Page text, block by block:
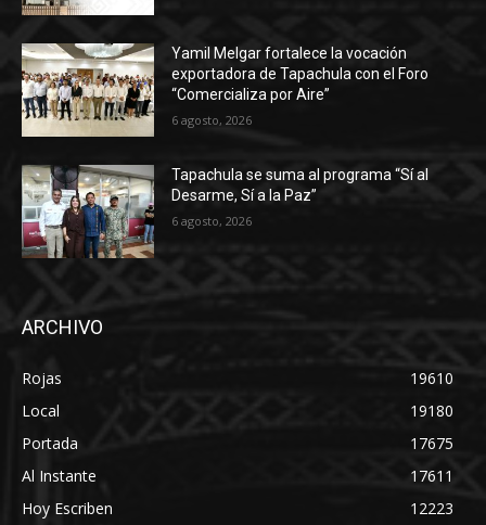
Yamil Melgar fortalece la vocación
exportadora de Tapachula con el Foro
“Comercializa por Aire”
6 agosto, 2026
Tapachula se suma al programa “Sí al
Desarme, Sí a la Paz”
6 agosto, 2026
ARCHIVO
Rojas
19610
Local
19180
Portada
17675
Al Instante
17611
Hoy Escriben
12223